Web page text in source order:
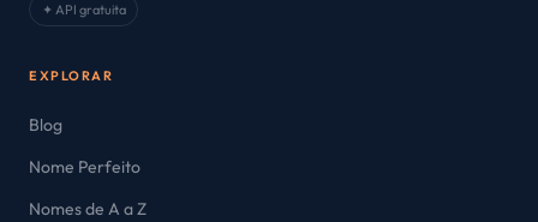
✦ API gratuita
EXPLORAR
Blog
Nome Perfeito
Nomes de A a Z